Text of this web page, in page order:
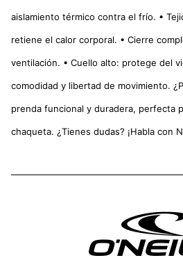
aislamiento térmico contra el frío. •
retiene el calor corporal. • Cierre
ventilación. • Cuello alto: protege del
comodidad y libertad de movimiento.
prenda funcional y duradera, perfecta
chaqueta. ¿Tienes dudas? ¡Habla con